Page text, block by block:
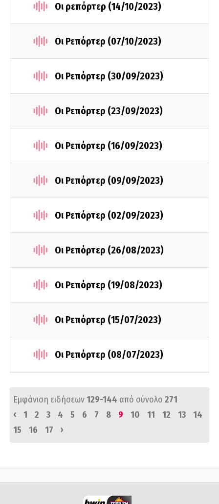
Οι ρεπόρτερ (14/10/2023)
Οι Ρεπόρτερ (07/10/2023)
Οι Ρεπόρτερ (30/09/2023)
Οι Ρεπόρτερ (23/09/2023)
Οι Ρεπόρτερ (16/09/2023)
Οι Ρεπόρτερ (09/09/2023)
Οι Ρεπόρτερ (02/09/2023)
Οι Ρεπόρτερ (26/08/2023)
Οι Ρεπόρτερ (19/08/2023)
Οι Ρεπόρτερ (15/07/2023)
Οι Ρεπόρτερ (08/07/2023)
Εμφάνιση ειδήσεων129-144 από σύνολο 271
‹
1 2 3 4 5 6 7 8 9 10 11 12 13
14
15
16 17 ›